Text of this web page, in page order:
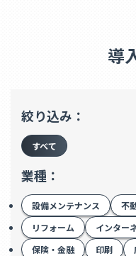
導
絞り込み：
すべて
業種：
設備メンテナンス 不
リフォーム
インター
保険・金融
印刷